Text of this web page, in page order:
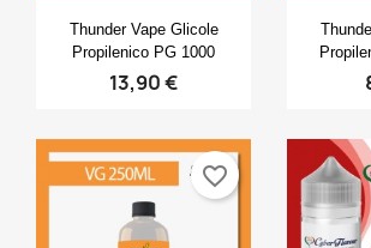
Anteprima
Thunder Vape Glicole
Propilenico PG 1000
13,90 €

favorite_border